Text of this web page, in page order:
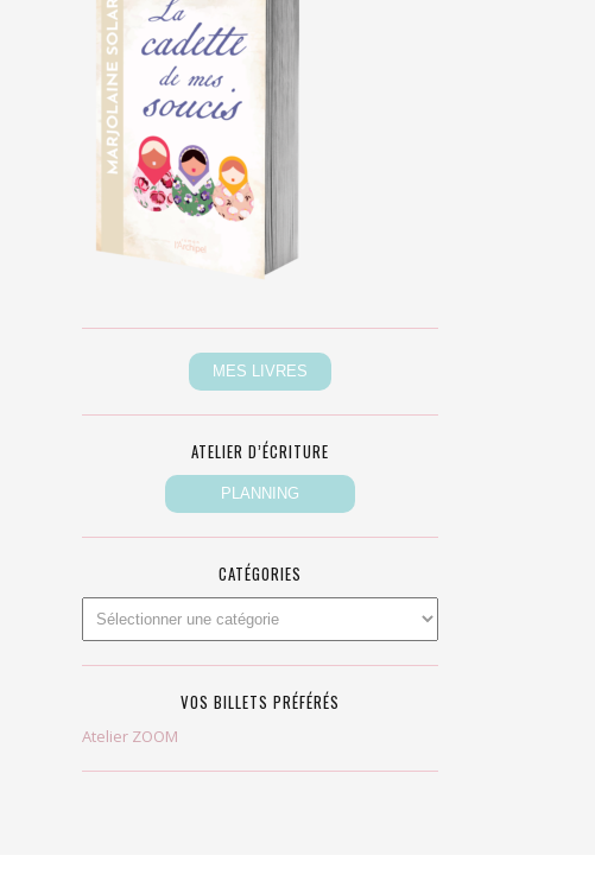
ATELIER D’ÉCRITURE
CATÉGORIES
VOS BILLETS PRÉFÉRÉS
Atelier ZOOM